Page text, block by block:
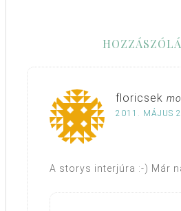
floricsek
2011. MÁJUS
A storys interjúra :-) Már